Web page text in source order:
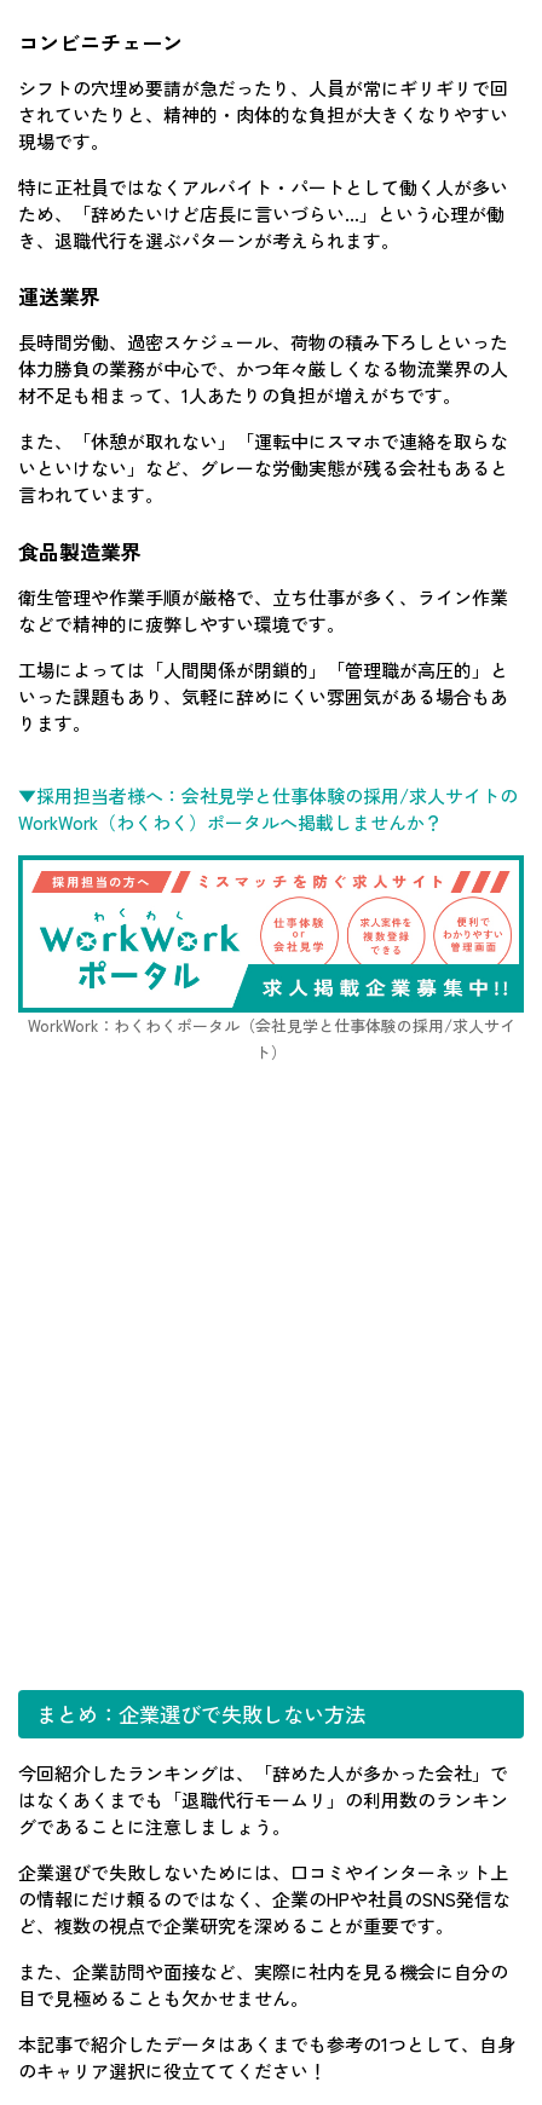
コンビニチェーン
シフトの穴埋め要請が急だったり、人員が常にギリギリで回
されていたりと、精神的・肉体的な負担が大きくなりやすい
現場です。
特に正社員ではなくアルバイト・パートとして働く人が多い
ため、「辞めたいけど店長に言いづらい…」という心理が働
き、退職代行を選ぶパターンが考えられます。
運送業界
長時間労働、過密スケジュール、荷物の積み下ろしといった
体力勝負の業務が中心で、かつ年々厳しくなる物流業界の人
材不足も相まって、1人あたりの負担が増えがちです。
また、「休憩が取れない」「運転中にスマホで連絡を取らな
いといけない」など、グレーな労働実態が残る会社もあると
言われています。
食品製造業界
衛生管理や作業手順が厳格で、立ち仕事が多く、ライン作業
などで精神的に疲弊しやすい環境です。
工場によっては「人間関係が閉鎖的」「管理職が高圧的」と
いった課題もあり、気軽に辞めにくい雰囲気がある場合もあ
ります。
▼採用担当者様へ：会社見学と仕事体験の採用/求人サイトの
WorkWork（わくわく）ポータルへ掲載しませんか？
WorkWork：わくわくポータル（会社見学と仕事体験の採用/求人サイ
ト）
まとめ：企業選びで失敗しない方法
今回紹介したランキングは、「辞めた人が多かった会社」で
はなくあくまでも「退職代行モームリ」の利用数のランキン
グであることに注意しましょう。
企業選びで失敗しないためには、口コミやインターネット上
の情報にだけ頼るのではなく、企業のHPや社員のSNS発信な
ど、複数の視点で企業研究を深めることが重要です。
また、企業訪問や面接など、実際に社内を見る機会に自分の
目で見極めることも欠かせません。
本記事で紹介したデータはあくまでも参考の1つとして、自身
のキャリア選択に役立ててください！